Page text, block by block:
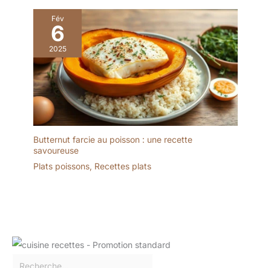
Fév
6
2025
Butternut farcie au poisson : une recette
savoureuse
Plats poissons, Recettes plats